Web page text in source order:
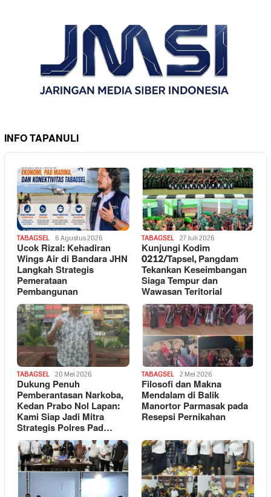
INFO TAPANULI
TABAGSEL 6 Agustus 2026
Ucok Rizal: Kehadiran
Wings Air di Bandara JHN
Langkah Strategis
Pemerataan
Pembangunan
TABAGSEL 27 Juli 2026
Kunjungi Kodim
0212/Tapsel, Pangdam
Tekankan Keseimbangan
Siaga Tempur dan
Wawasan Teritorial
TABAGSEL 20 Mei 2026
Dukung Penuh
Pemberantasan Narkoba,
Kedan Prabo Nol Lapan:
Kami Siap Jadi Mitra
Strategis Polres Pad…
TABAGSEL 2 Mei 2026
Filosofi dan Makna
Mendalam di Balik
Manortor Parmasak pada
Resepsi Pernikahan